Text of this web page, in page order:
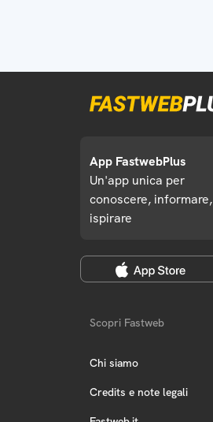
App FastwebPlus
Un'app unica per
conoscere, informare,
ispirare
Scopri Fastweb
Chi siamo
Credits e note legali